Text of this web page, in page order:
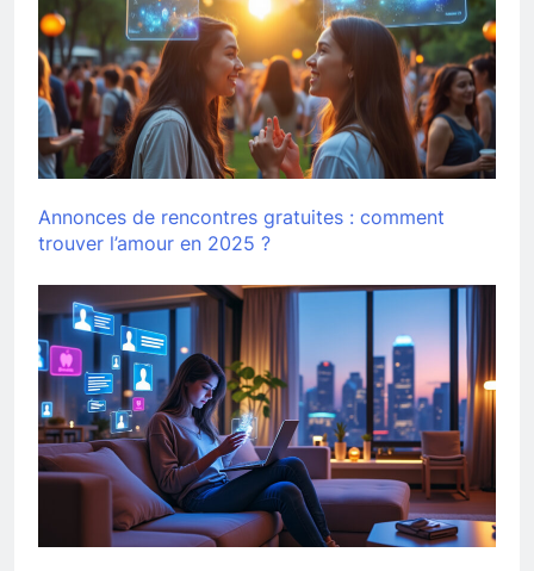
Annonces de rencontres gratuites : comment
trouver l’amour en 2025 ?